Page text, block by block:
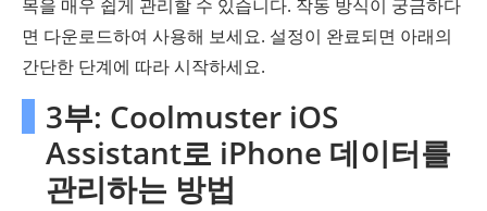
목을 매우 쉽게 관리할 수 있습니다. 작동 방식이 궁금하다
면 다운로드하여 사용해 보세요. 설정이 완료되면 아래의
간단한 단계에 따라 시작하세요.
3부: Coolmuster iOS
Assistant로 iPhone 데이터를
관리하는 방법